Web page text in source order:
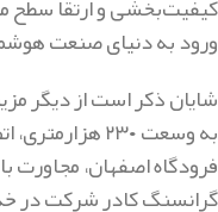
کیفیت‌بخشی و ارتقا سطح
ورود به دنیای صنعت
شایان ذکر است از دیگر
به وسعت ۲۳۰
فرودگاه اصفهان، مجاورت
گرانسنگ کادر شرکت در